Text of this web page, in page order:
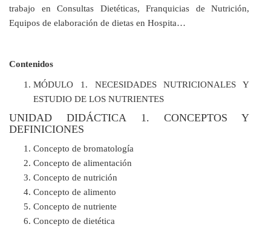
trabajo en Consultas Dietéticas, Franquicias de Nutrición,
Equipos de elaboración de dietas en Hospita…
Contenidos
MÓDULO 1. NECESIDADES NUTRICIONALES Y
ESTUDIO DE LOS NUTRIENTES
UNIDAD DIDÁCTICA 1. CONCEPTOS Y
DEFINICIONES
Concepto de bromatología
Concepto de alimentación
Concepto de nutrición
Concepto de alimento
Concepto de nutriente
Concepto de dietética